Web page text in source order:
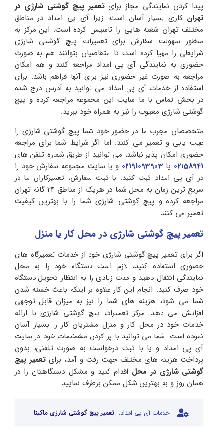
پیدا کردن نمایندگی مجاز برای تعمیر پیچ گوشتی شارژی در
تهران کاری بسیار آسان است؛ زیرا آی پی امداد در مناطق
مختلف تهران شعبه هایی را تاسیس کرده است. این مرکز به
منظور سهولت سفارش برای تعمیرات پیچ گوشتی شارژی
شرایطی را مهیا کرده است تا متقاضیان بتوانند هم به صورت
حضوری به نمایندگی آی پی امداد مراجعه کنند و هم امکان
مراجعه به صورت غیر حضوری نیز برای آنها فراهم باشد. برای
استفاده از خدمات آی پی امداد می توانید به آدرس درج شده
در بخش تماس با ما سایت این مجموعه مراجعه کرده و پیچ
گوشتی شارژی معیوب را نیز به همراه خود ببرید.
متخصصان مجرب ما در حضور خود شما پیچ گوشتی شارژی را
عیب یابی و تعمیر می کنند. اما اگر شرایط شما برای مراجعه
حضوری امکان پذیر نباشد، می توانید از طریق شماره تلفن های
02158941 یا 02191093903 و یا سایت مجموعه سفارش خود را
در آی پی امداد ثبت کنید. با ثبت سفارش، تعمیرکاران ما در
سریع ترین زمان به محل شما در هریک از مناطق 24 گانه تهران
مراجعه کرده و پیچ گوشتی شارژی شما را با بهترین کیفیت
تعمیر می کنند.
تعمیر پیچ گوشتی شارژی در محل کار یا منزل
اگر برای تعمیر پیچ گوشتی شارژی خود از خدمات تعمیرگاه های
حضوری استفاده کنید، لازم است دستگاه خود را به محل
نمایندگی انتقال دهید و مدت زیادی را به انتظار تحویل دستگاه
خود صرف کنید. انجام این کار علاوه بر اینکه باعث خسته شدن
شما می شود، هزینه های شما را نیز به میزان قابل توجهی
افزایش می دهد. مرکز تعمیرات پیچ گوشتی شارژی با ارائه
خدمات خود در محل کار و منزل مشتریان کار را بسیار آسان
نموده است. شما می توانید با پر کردن مشخصات خود در سایت
آی پی امداد و یا با ثبت درخواست به صورت تلفنی، بدون
پرداخت هزینه های مختلف جهت رفت و آمد، برای تعمیر پیچ
گوشتی شارژی در محل اقدام کنید و مشکل دستگاهتان را در
همان روز و به بهترین شکل ممکن برطرف نمایید.
خدمات آی پی امداد: تعمیر پیچ گوشتی شارژی ماکیتا